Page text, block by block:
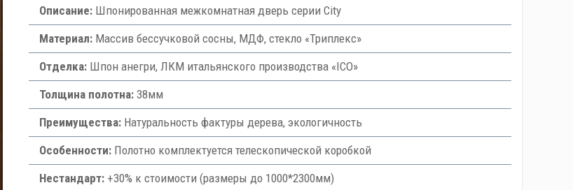
Описание:Шпонированная межкомнатная дверь серии City
Материал:Массив бессучковой сосны, МДФ, стекло «Триплекс»
Отделка:Шпон анегри, ЛКМ итальянского производства «ICO»
Толщина полотна:38мм
Преимущества:Натуральность фактуры дерева, экологичность
Особенности:Полотно комплектуется телескопической коробкой
Нестандарт:+30% к стоимости (размеры до 1000*2300мм)